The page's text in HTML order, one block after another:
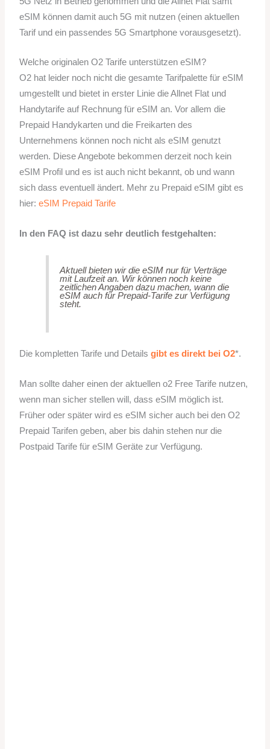
eSIM können damit auch 5G mit nutzen (einen aktuellen
Tarif und ein passendes 5G Smartphone vorausgesetzt).
Welche originalen O2 Tarife unterstützen eSIM?
O2 hat leider noch nicht die gesamte Tarifpalette für eSIM
umgestellt und bietet in erster Linie die Allnet Flat und
Handytarife auf Rechnung für eSIM an. Vor allem die
Prepaid Handykarten und die Freikarten des
Unternehmens können noch nicht als eSIM genutzt
werden. Diese Angebote bekommen derzeit noch kein
eSIM Profil und es ist auch nicht bekannt, ob und wann
sich dass eventuell ändert. Mehr zu Prepaid eSIM gibt es
hier:eSIM Prepaid Tarife
In den FAQ ist dazu sehr deutlich festgehalten:
Aktuell bieten wir die eSIM nur für Verträge
mit Laufzeit an. Wir können noch keine
zeitlichen Angaben dazu machen, wann die
eSIM auch für Prepaid-Tarife zur Verfügung
steht.
Die kompletten Tarife und Detailsgibt es direkt bei O2*.
Man sollte daher einen der aktuellen o2 Free Tarife nutzen,
wenn man sicher stellen will, dass eSIM möglich ist.
Früher oder später wird es eSIM sicher auch bei den O2
Prepaid Tarifen geben, aber bis dahin stehen nur die
Postpaid Tarife für eSIM Geräte zur Verfügung.